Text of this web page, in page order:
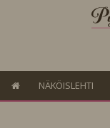
NÄKÖISLEHTI